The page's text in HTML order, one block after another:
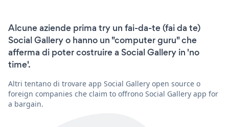
Alcune aziende prima try un fai-da-te (fai da te)
Social Gallery o hanno un "computer guru" che
afferma di poter costruire a Social Gallery in 'no
time'.
Altri tentano di trovare app Social Gallery open source o
foreign companies che claim to offrono Social Gallery app for
a bargain.